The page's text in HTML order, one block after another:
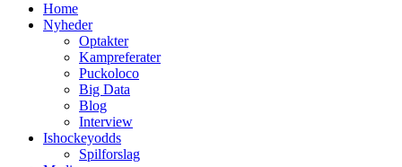
Home
Nyheder
Optakter
Kampreferater
Puckoloco
Big Data
Blog
Interview
Ishockeyodds
Spilforslag